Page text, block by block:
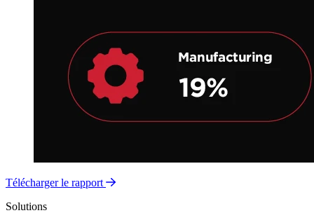
Télécharger le rapport
Solutions